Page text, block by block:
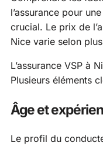
l’assurance pour
crucial. Le prix de
Nice varie selon
L’assurance VSP à
Plusieurs éléments
Âge et
Le profil du